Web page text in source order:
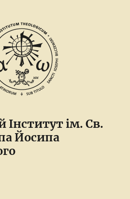
Інститут ім. Св.
Йосипа